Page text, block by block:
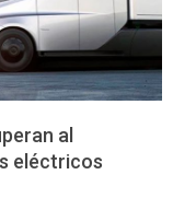
al
eléctricos